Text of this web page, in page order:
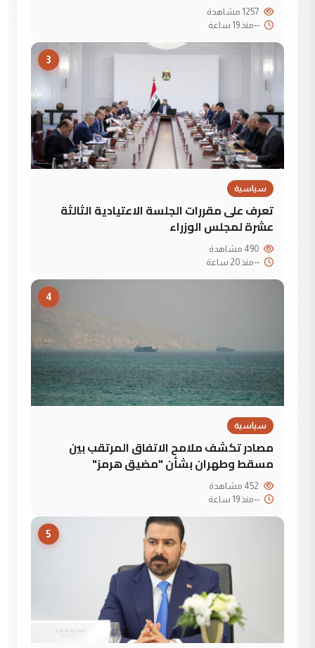
--منذ 19 ساعة
3
سياسية
تعرف على مقررات الجلسة الاعتيادية الثالثة
عشرة لمجلس الوزراء
--منذ 20 ساعة
4
سياسية
مصادر تكشف ملامح الاتفاق المرتقب بين
مسقط وطهران بشأن "مضيق هرمز"
--منذ 19 ساعة
5